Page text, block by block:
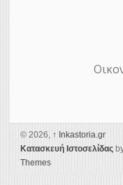
© 2026, ↑ Ιnkastoria.gr
Κατασκευή Ιστοσελίδας
Themes